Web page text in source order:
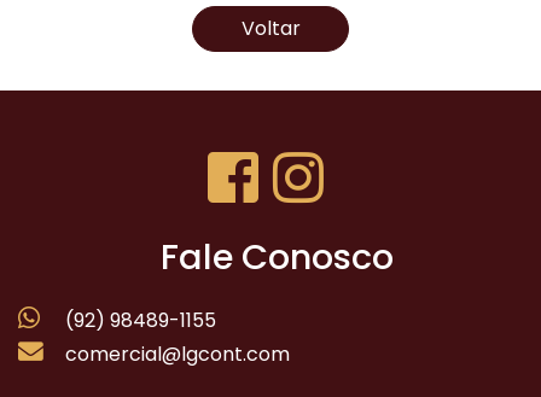
Voltar
Fale Conosco
(92) 98489-1155
comercial@lgcont.com